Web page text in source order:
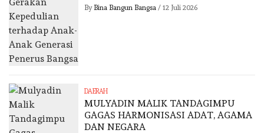
By Bina Bangun Bangsa/ 12 Juli 2026
DAERAH
MULYADIN MALIK TANDAGIMPU
GAGAS HARMONISASI ADAT, AGAMA
DAN NEGARA